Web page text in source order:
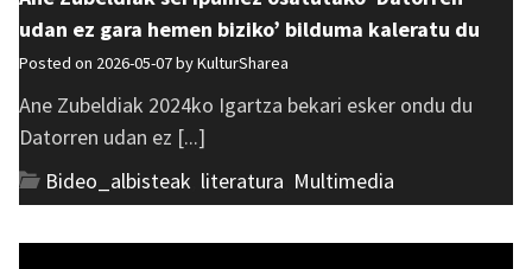
udan ez gara hemen biziko’ bilduma kaleratu du
Posted on 2026-05-07 byKulturSharea
Ane Zubeldiak 2024ko Igartza bekari esker ondu du
Datorren udan ez [...]
Bideo_albisteak literatura Multimedia